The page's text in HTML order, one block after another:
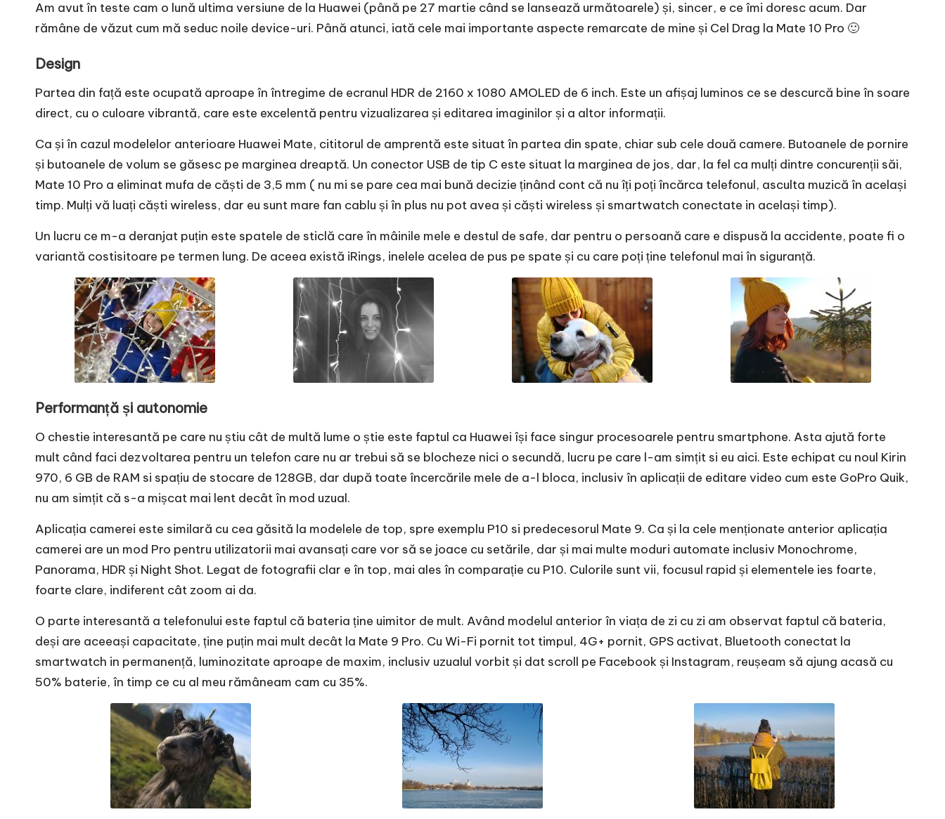
e
Am avut în teste cam o lună ultima versiune de la Huawei (până pe 27 martie când se lansează următoarele) și, sincer, e ce îmi doresc acum. Dar
rămâne de văzut cum mă seduc noile device-uri. Până atunci, iată cele mai importante aspecte remarcate de mine și Cel Drag la Mate 10 Pro 🙂
Design
Partea din față este ocupată aproape în întregime de ecranul HDR de 2160 x 1080 AMOLED de 6 inch. Este un afișaj luminos ce se descurcă bine în soare
direct, cu o culoare vibrantă, care este excelentă pentru vizualizarea și editarea imaginilor și a altor informații.
Ca și în cazul modelelor anterioare Huawei Mate, cititorul de amprentă este situat în partea din spate, chiar sub cele două camere. Butoanele de pornire
și butoanele de volum se găsesc pe marginea dreaptă. Un conector USB de tip C este situat la marginea de jos, dar, la fel ca mulți dintre concurenții săi,
Mate 10 Pro a eliminat mufa de căști de 3,5 mm ( nu mi se pare cea mai bună decizie ținând cont că nu îți poți încărca telefonul, asculta muzică în același
timp. Mulți vă luați căști wireless, dar eu sunt mare fan cablu și în plus nu pot avea și căști wireless și smartwatch conectate in același timp).
Un lucru ce m-a deranjat puțin este spatele de sticlă care în mâinile mele e destul de safe, dar pentru o persoană care e dispusă la accidente, poate fi o
variantă costisitoare pe termen lung. De aceea există iRings, inelele acelea de pus pe spate și cu care poți ține telefonul mai în siguranță.
Performanță și autonomie
O chestie interesantă pe care nu știu cât de multă lume o știe este faptul ca Huawei își face singur procesoarele pentru smartphone. Asta ajută forte
mult când faci dezvoltarea pentru un telefon care nu ar trebui să se blocheze nici o secundă, lucru pe care l-am simțit si eu aici. Este echipat cu noul Kirin
970, 6 GB de RAM si spațiu de stocare de 128GB, dar după toate încercările mele de a-l bloca, inclusiv în aplicații de editare video cum este GoPro Quik,
nu am simțit că s-a mișcat mai lent decât în mod uzual.
Aplicația camerei este similară cu cea găsită la modelele de top, spre exemplu P10 si predecesorul Mate 9. Ca și la cele menționate anterior aplicația
camerei are un mod Pro pentru utilizatorii mai avansați care vor să se joace cu setările, dar și mai multe moduri automate inclusiv Monochrome,
Panorama, HDR și Night Shot. Legat de fotografii clar e în top, mai ales în comparație cu P10. Culorile sunt vii, focusul rapid și elementele ies foarte,
foarte clare, indiferent cât zoom ai da.
O parte interesantă a telefonului este faptul că bateria ține uimitor de mult. Având modelul anterior în viața de zi cu zi am observat faptul că bateria,
deși are aceeași capacitate, ține puțin mai mult decât la Mate 9 Pro. Cu Wi-Fi pornit tot timpul, 4G+ pornit, GPS activat, Bluetooth conectat la
smartwatch in permanență, luminozitate aproape de maxim, inclusiv uzualul vorbit și dat scroll pe Facebook și Instagram, reușeam să ajung acasă cu
50% baterie, în timp ce cu al meu rămâneam cam cu 35%.